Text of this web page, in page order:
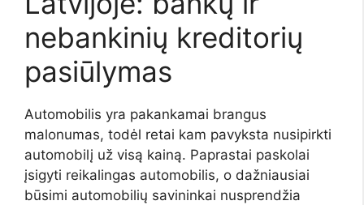
nebankinių kreditorių
pasiūlymas
Automobilis yra pakankamai brangus
malonumas, todėl retai kam pavyksta nusipirkti
automobilį už visą kainą. Paprastai paskolai
įsigyti reikalingas automobilis, o dažniausiai
būsimi automobilių savininkai nusprendžia